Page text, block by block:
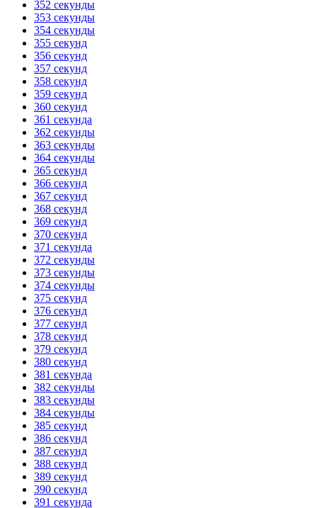
352 секунды
353 секунды
354 секунды
355 секунд
356 секунд
357 секунд
358 секунд
359 секунд
360 секунд
361 секунда
362 секунды
363 секунды
364 секунды
365 секунд
366 секунд
367 секунд
368 секунд
369 секунд
370 секунд
371 секунда
372 секунды
373 секунды
374 секунды
375 секунд
376 секунд
377 секунд
378 секунд
379 секунд
380 секунд
381 секунда
382 секунды
383 секунды
384 секунды
385 секунд
386 секунд
387 секунд
388 секунд
389 секунд
390 секунд
391 секунда